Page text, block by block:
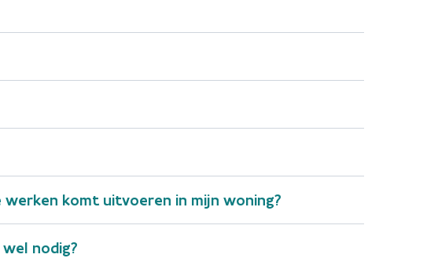
terug te vinden in de Woningpas. Voor oudere
of die het asbestattest opnieuw kan verzenden.
komt uitvoeren in mijn woning?
nodig?